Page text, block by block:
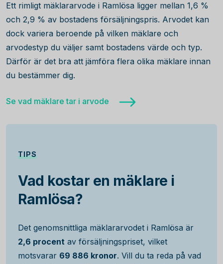
Ett rimligt mäklararvode i Ramlösa ligger mellan 1,6 %
och 2,9 % av bostadens försäljningspris. Arvodet kan
dock variera beroende på vilken mäklare och
arvodestyp du väljer samt bostadens värde och typ.
Därför är det bra att jämföra flera olika mäklare innan
du bestämmer dig.
Se vad mäklare tar i arvode
TIPS
Vad kostar en mäklare i
Ramlösa?
Det genomsnittliga mäklararvodet i Ramlösa är
2,6 procent av försäljningspriset, vilket
motsvarar 69 886 kronor. Vill du ta reda på vad